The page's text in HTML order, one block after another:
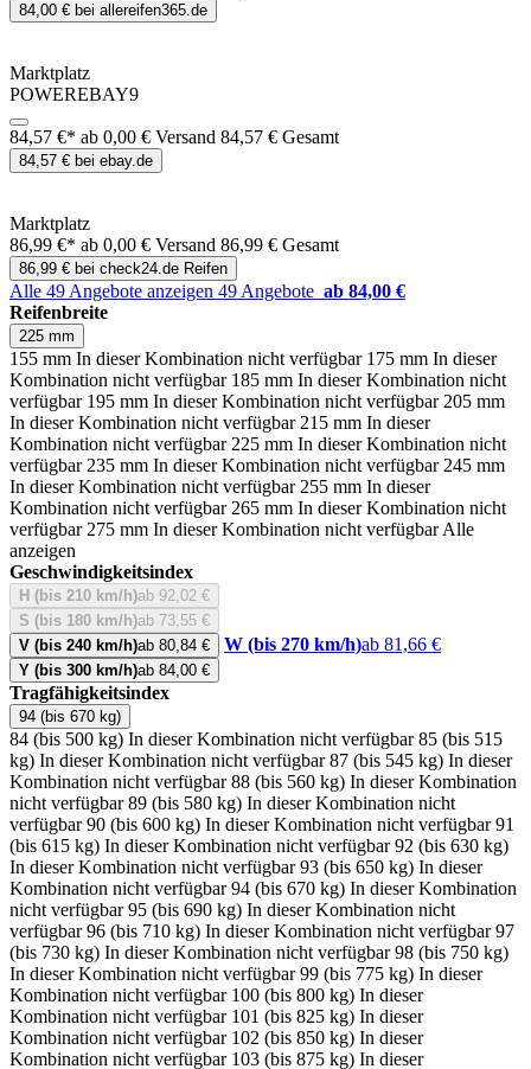
84,00 € bei allereifen365.de
Marktplatz
POWEREBAY9
84,57 €* ab 0,00 € Versand 84,57 € Gesamt
84,57 € bei ebay.de
Marktplatz
86,99 €* ab 0,00 € Versand 86,99 € Gesamt
86,99 € bei check24.de Reifen
Alle 49 Angebote anzeigen 49 Angebote ab 84,00 €
Reifenbreite
225 mm
155 mm In dieser Kombination nicht verfügbar 175 mm In dieser
Kombination nicht verfügbar 185 mm In dieser Kombination nicht
verfügbar 195 mm In dieser Kombination nicht verfügbar 205 mm
In dieser Kombination nicht verfügbar 215 mm In dieser
Kombination nicht verfügbar 225 mm In dieser Kombination nicht
verfügbar 235 mm In dieser Kombination nicht verfügbar 245 mm
In dieser Kombination nicht verfügbar 255 mm In dieser
Kombination nicht verfügbar 265 mm In dieser Kombination nicht
verfügbar 275 mm In dieser Kombination nicht verfügbar Alle
anzeigen
Geschwindigkeitsindex
H (bis 210 km/h)ab 92,02 €
S (bis 180 km/h)ab 73,55 €
V (bis 240 km/h)ab 80,84 € W (bis 270 km/h)ab 81,66 €
Y (bis 300 km/h)ab 84,00 €
Tragfähigkeitsindex
94 (bis 670 kg)
84 (bis 500 kg) In dieser Kombination nicht verfügbar 85 (bis 515
kg) In dieser Kombination nicht verfügbar 87 (bis 545 kg) In dieser
Kombination nicht verfügbar 88 (bis 560 kg) In dieser Kombination
nicht verfügbar 89 (bis 580 kg) In dieser Kombination nicht
verfügbar 90 (bis 600 kg) In dieser Kombination nicht verfügbar 91
(bis 615 kg) In dieser Kombination nicht verfügbar 92 (bis 630 kg)
In dieser Kombination nicht verfügbar 93 (bis 650 kg) In dieser
Kombination nicht verfügbar 94 (bis 670 kg) In dieser Kombination
nicht verfügbar 95 (bis 690 kg) In dieser Kombination nicht
verfügbar 96 (bis 710 kg) In dieser Kombination nicht verfügbar 97
(bis 730 kg) In dieser Kombination nicht verfügbar 98 (bis 750 kg)
In dieser Kombination nicht verfügbar 99 (bis 775 kg) In dieser
Kombination nicht verfügbar 100 (bis 800 kg) In dieser
Kombination nicht verfügbar 101 (bis 825 kg) In dieser
Kombination nicht verfügbar 102 (bis 850 kg) In dieser
Kombination nicht verfügbar 103 (bis 875 kg) In dieser